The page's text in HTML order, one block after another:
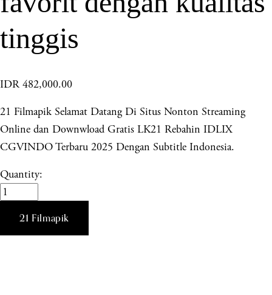
tinggis
IDR 482,000.00
21 Filmapik Selamat Datang Di Situs Nonton Streaming
Online dan Downwload Gratis LK21 Rebahin IDLIX
CGVINDO Terbaru 2025 Dengan Subtitle Indonesia.
Quantity:
21 Filmapik